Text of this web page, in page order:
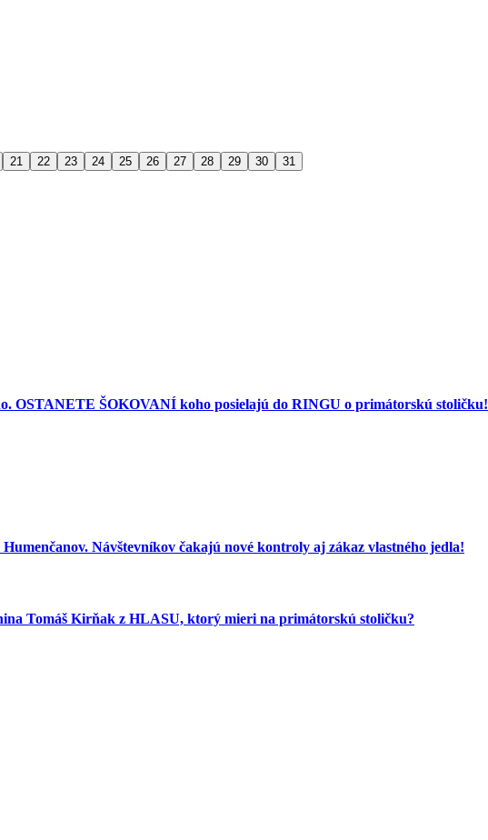
21 22 23 24 25 26 27 28 29 30 31
OSTANETE ŠOKOVANÍ koho posielajú do RINGU o primátorskú stoličku!
Návštevníkov čakajú nové kontroly aj zákaz vlastného jedla!
Tomáš Kirňak z HLASU, ktorý mieri na primátorskú stoličku?